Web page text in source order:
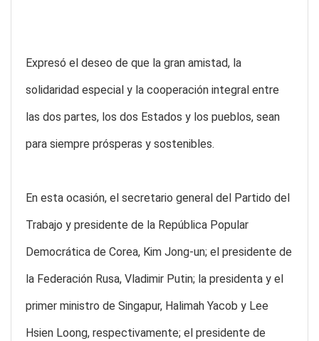
Expresó el deseo de que la gran amistad, la
solidaridad especial y la cooperación integral entre
las dos partes, los dos Estados y los pueblos, sean
para siempre prósperas y sostenibles.
En esta ocasión, el secretario general del Partido del
Trabajo y presidente de la República Popular
Democrática de Corea, Kim Jong-un; el presidente de
la Federación Rusa, Vladimir Putin; la presidenta y el
primer ministro de Singapur, Halimah Yacob y Lee
Hsien Loong, respectivamente; el presidente de